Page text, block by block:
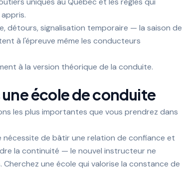
détours, signalisation temporaire — la saison de
à l'épreuve même les conducteurs
à la version théorique de la conduite.
école de conduite
les plus importantes que vous prendrez dans
de bâtir une relation de confiance et
la continuité — le nouvel instructeur ne
une école qui valorise la constance de